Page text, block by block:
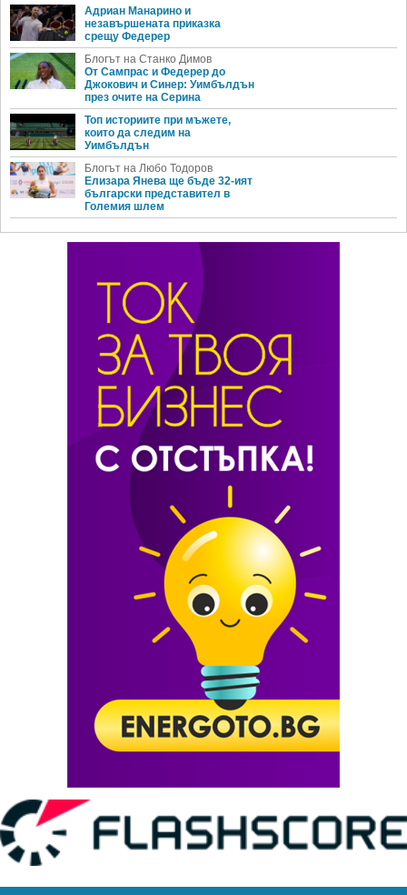
Адриан Манарино и
незавършената приказка
срещу Федерер
Блогът на Станко Димов
От Сампрас и Федерер до
Джокович и Синер: Уимбълдън
през очите на Серина
Топ историите при мъжете,
които да следим на
Уимбълдън
Блогът на Любо Тодоров
Елизара Янева ще бъде 32-ият
български представител в
Големия шлем